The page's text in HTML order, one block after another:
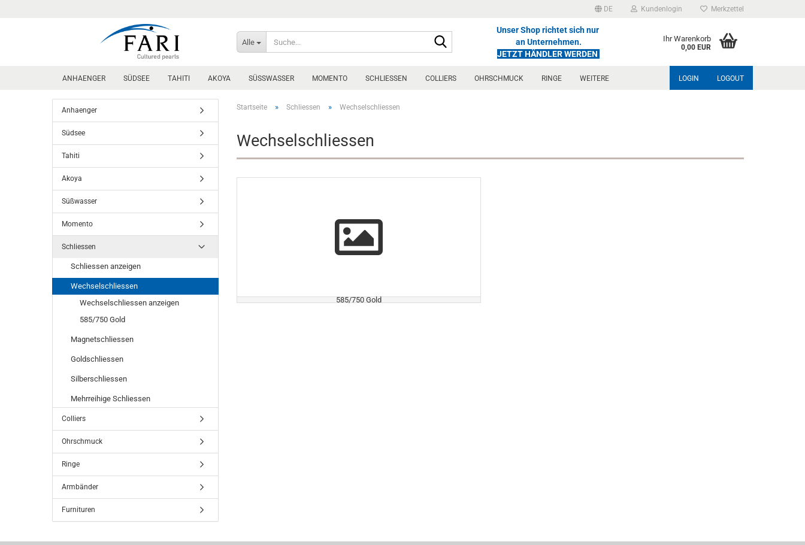
DE Kundenlogin Merkzettel
Alle
Unser Shop richtet sich nur
an Unternehmen.
JETZT HÄNDLER WERDEN
Ihr Warenkorb
0,00 EUR
ANHAENGER SÜDSEE TAHITI AKOYA SÜSSWASSER MOMENTO SCHLIESSEN COLLIERS OHRSCHMUCK RINGE LOGIN LOGOUT
WEITERE
Startseite » Schliessen » Wechselschliessen
Wechselschliessen
585/750 Gold
Anhaenger
Südsee
Tahiti
Akoya
Süßwasser
Momento
Schliessen
Schliessen anzeigen
Wechselschliessen
Wechselschliessen anzeigen
585/750 Gold
Magnetschliessen
Goldschliessen
Silberschliessen
Mehrreihige Schliessen
Colliers
Ohrschmuck
Ringe
Armbänder
Furnituren